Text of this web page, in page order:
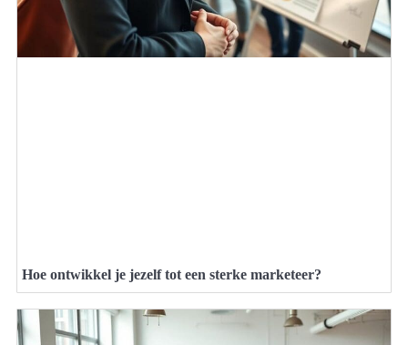
Hoe ontwikkel je jezelf tot een sterke marketeer?